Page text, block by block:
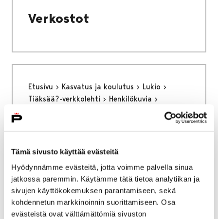
Tämä sivusto käyttää evästeitä
Hyödynnämme evästeitä, jotta voimme palvella sinua
jatkossa paremmin. Käytämme tätä tietoa analytiikan ja
sivujen käyttökokemuksen parantamiseen, sekä
kohdennetun markkinoinnin suorittamiseen. Osa
evästeistä ovat välttämättömiä sivuston
Verkostot
Etusivu Kasvatus ja koulutus
Lukio
Tiäksää?-verkkolehti
Henkilökuvia
Autistina lukiossa
Etusivu
Kaupunki ja hallinto
Päätöksenteko
Vaalit Vaalimainonta